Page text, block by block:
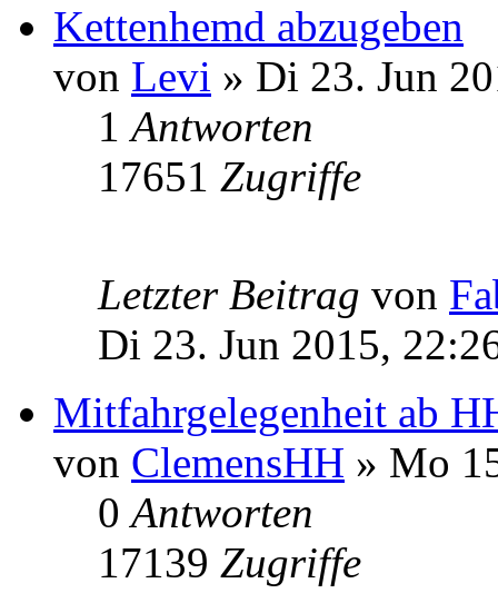
Kettenhemd abzugeben
von Levi » Di 23. Jun
1Antworten
17651 Zugriffe
Letzter Beitrag von
Di 23. Jun 2015,
Mitfahrgelegenheit ab
von ClemensHH » Mo
0Antworten
17139 Zugriffe